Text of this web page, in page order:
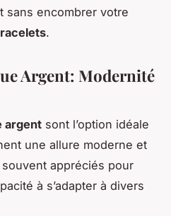
sans encombrer votre
.
Argent: Modernité
argent sont l’option idéale
une allure moderne et
appréciés pour
à s’adapter à divers